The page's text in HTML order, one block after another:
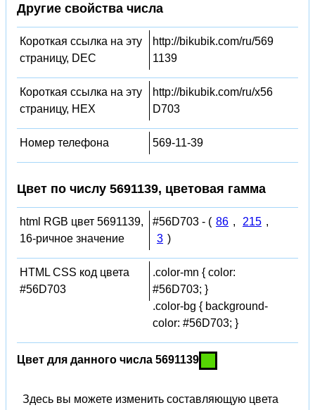
Другие свойства числа
Короткая ссылка на эту
страницу, DEC
http://bikubik.com/ru/569
1139
Короткая ссылка на эту
страницу, HEX
http://bikubik.com/ru/x56
D703
Номер телефона 569-11-39
Цвет по числу 5691139, цветовая гамма
html RGB цвет 5691139,
16-ричное значение
#56D703 - ( 86 , 215 ,
3 )
HTML CSS код цвета
#56D703
.color-mn { color:
#56D703; }
.color-bg { background-
color: #56D703; }
Цвет для данного числа 5691139
Здесь вы можете изменить составляющую цвета